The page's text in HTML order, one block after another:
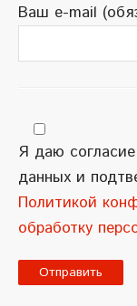
Ваш e-mail
Я даю
данных и
Политикой
обработку